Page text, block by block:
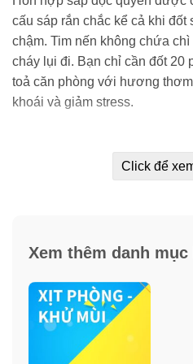
cấu sáp rắn chắc kể cả khi đốt
chậm. Tim nến không chứa
cháy lụi đi. Bạn chỉ cần đốt 20
toả căn phòng với hương
khoái và giảm stress.
Click để
Xem thêm danh